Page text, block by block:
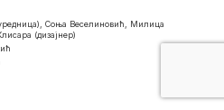
Соња Веселиновић, Милица
(дизајнер)